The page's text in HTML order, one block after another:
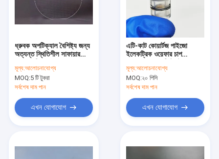
ধ্রুবক অপটিক্যাল বৈশিষ্ট্য জন্য
অত্যন্ত স্থিতিশীল সাফায়ার
মূল্য:আলোচনাযোগ্য
MOQ:5 টি টুকরা
সর্বশেষ দাম পান
এখন যোগাযোগ
এটি-কাট কোয়ার্টজ পাইজো
ইলেকট্রিক ওয়েফার চাপ
মূল্য:আলোচনাযোগ্য
MOQ:২০ পিসি
সর্বশেষ দাম পান
এখন যোগাযোগ